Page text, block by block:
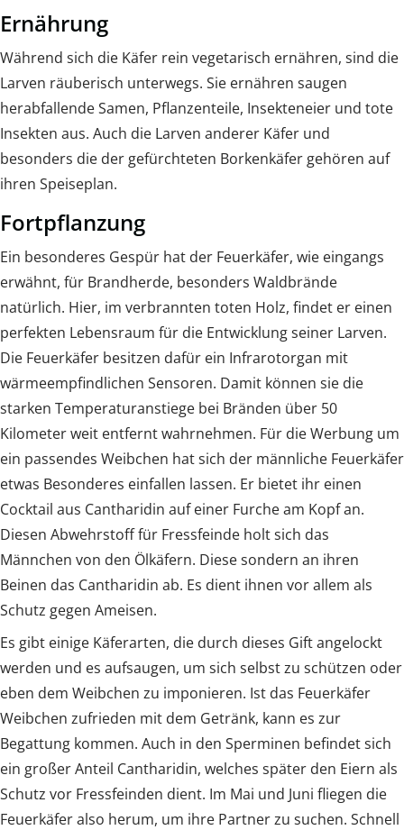
Ernährung
Während sich die Käfer rein vegetarisch ernähren, sind die
Larven räuberisch unterwegs. Sie ernähren saugen
herabfallende Samen, Pflanzenteile, Insekteneier und tote
Insekten aus. Auch die Larven anderer Käfer und
besonders die der gefürchteten Borkenkäfer gehören auf
ihren Speiseplan.
Fortpflanzung
Ein besonderes Gespür hat der Feuerkäfer, wie eingangs
erwähnt, für Brandherde, besonders Waldbrände
natürlich. Hier, im verbrannten toten Holz, findet er einen
perfekten Lebensraum für die Entwicklung seiner Larven.
Die Feuerkäfer besitzen dafür ein Infrarotorgan mit
wärmeempfindlichen Sensoren. Damit können sie die
starken Temperaturanstiege bei Bränden über 50
Kilometer weit entfernt wahrnehmen. Für die Werbung um
ein passendes Weibchen hat sich der männliche Feuerkäfer
etwas Besonderes einfallen lassen. Er bietet ihr einen
Cocktail aus Cantharidin auf einer Furche am Kopf an.
Diesen Abwehrstoff für Fressfeinde holt sich das
Männchen von den Ölkäfern. Diese sondern an ihren
Beinen das Cantharidin ab. Es dient ihnen vor allem als
Schutz gegen Ameisen.
Es gibt einige Käferarten, die durch dieses Gift angelockt
werden und es aufsaugen, um sich selbst zu schützen oder
eben dem Weibchen zu imponieren. Ist das Feuerkäfer
Weibchen zufrieden mit dem Getränk, kann es zur
Begattung kommen. Auch in den Sperminen befindet sich
ein großer Anteil Cantharidin, welches später den Eiern als
Schutz vor Fressfeinden dient. Im Mai und Juni fliegen die
Feuerkäfer also herum, um ihre Partner zu suchen. Schnell